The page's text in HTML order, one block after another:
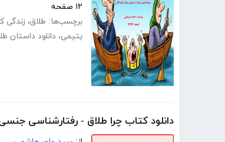
۱۲ صفحه
برچسب‌ها: طلاق، زندگی
یتیمی، دانلود داستان
دانلود کتاب چرا طلاق - رفتارشناسی